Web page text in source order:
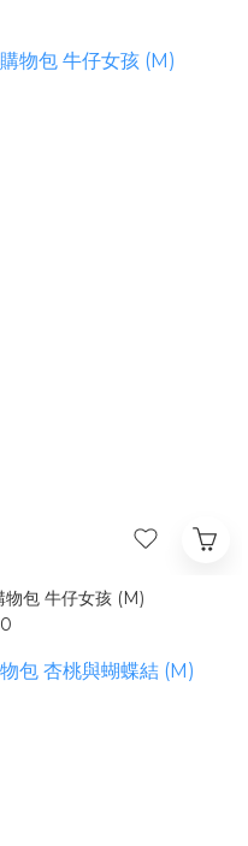
包 牛仔女孩 (M)